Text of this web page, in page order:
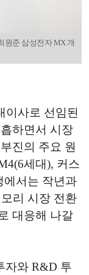
원준 삼성전자 MX 개
이사로 선임된
하면서 시장
진의 주요 원
세대), 커스
에서는 작년과
리 시장 전환
대응해 나갈
자와 R&D 투